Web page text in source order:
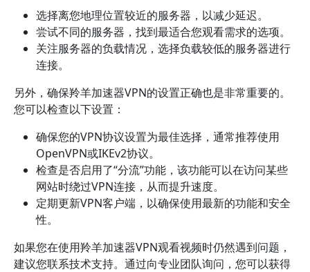
选择离您地理位置较近的服务器，以减少延迟。
尝试不同的服务器，找到最适合您观看需求的选项。
关注服务器的负载情况，选择负载较低的服务器进行
连接。
另外，确保羚羊加速器VPN的设置正确也是非常重要的。
您可以检查以下设置：
确保您的VPN协议设置为最佳选择，通常推荐使用
OpenVPN或IKEv2协议。
检查是否启用了“分流”功能，该功能可以在访问某些
网站时绕过VPN连接，从而提升速度。
定期更新VPN客户端，以确保使用最新的功能和安全
性。
如果您在使用羚羊加速器VPN观看视频时仍然遇到问题，
建议您联系技术支持。通过向专业团队询问，您可以获得